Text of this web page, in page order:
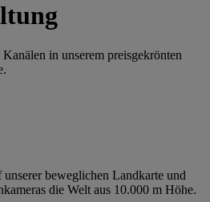
in unserem preisgekrönten
beweglichen Landkarte und
die Welt aus 10.000 m Höhe.